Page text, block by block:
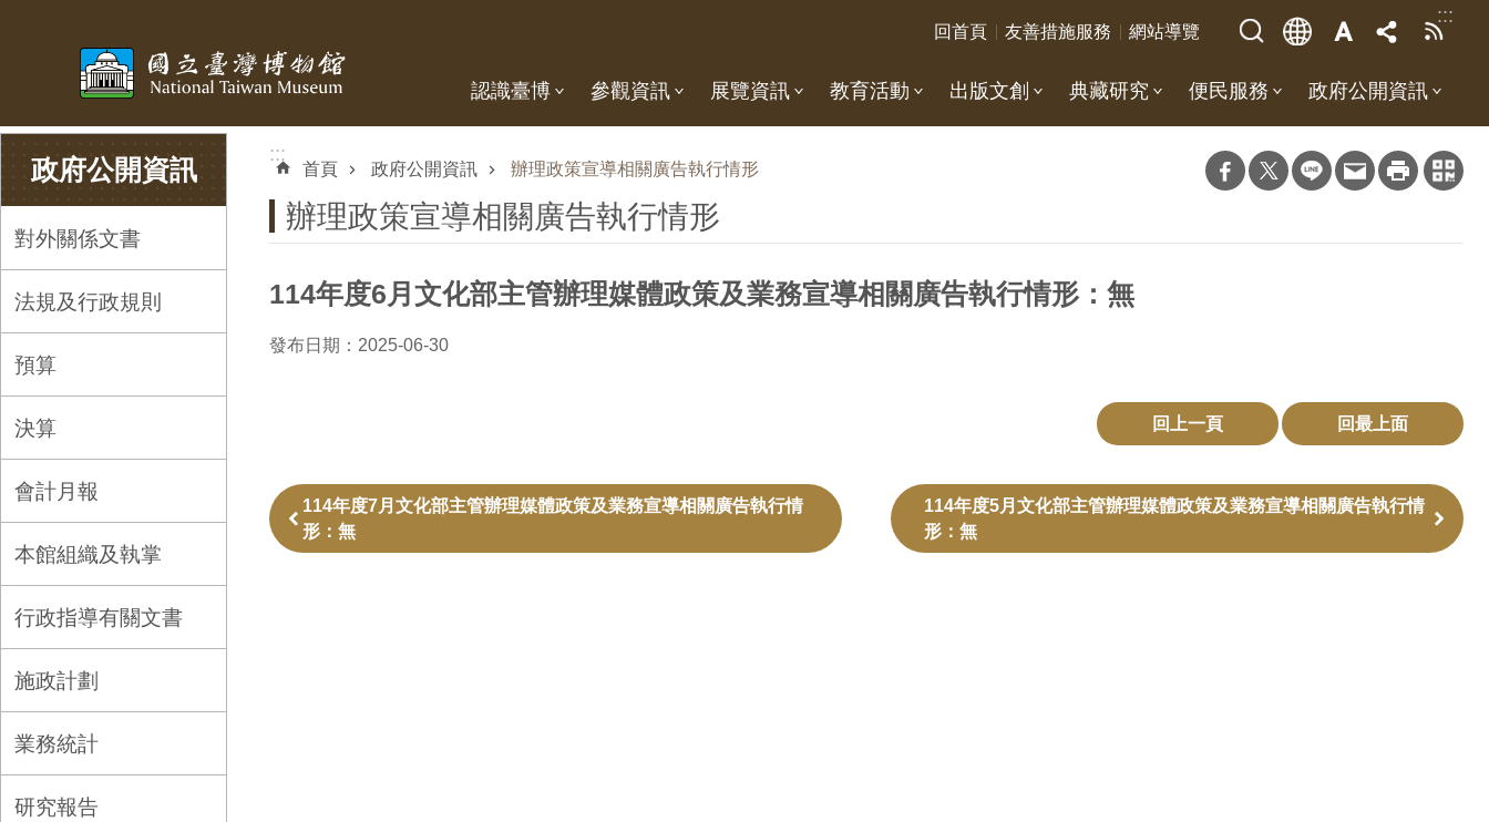
:::
回首頁 友善措施服務 網站導覽
認識臺博 參觀資訊 展覽資訊 教育活動 出版文創 典藏研究 便民服務 政府公開資訊
政府公開資訊
對外關係文書
法規及行政規則
預算
決算
會計月報
本館組織及執掌
行政指導有關文書
施政計劃
業務統計
研究報告
:::
首頁 政府公開資訊 辦理政策宣導相關廣告執行情形
辦理政策宣導相關廣告執行情形
114年度6月文化部主管辦理媒體政策及業務宣導相關廣告執行情形：無
發布日期：2025-06-30
回上一頁 回最上面
114年度7月文化部主管辦理媒體政策及業務宣導相關廣告執行情
形：無
114年度5月文化部主管辦理媒體政策及業務宣導相關廣告執行情
形：無